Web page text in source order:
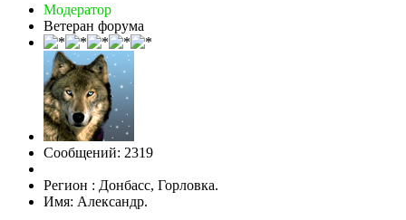
Модератор
Ветеран форума
Сообщений: 2319
Регион : Донбасс, Горловка.
Имя: Александр.